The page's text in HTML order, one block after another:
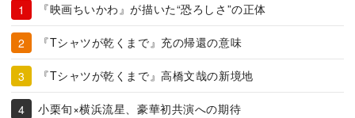
『映画ちいかわ』が描いた“恐ろしさ”の正体
『Tシャツが乾くまで』充の帰還の意味
『Tシャツが乾くまで』高橋文哉の新境地
小栗旬×横浜流星、豪華初共演への期待